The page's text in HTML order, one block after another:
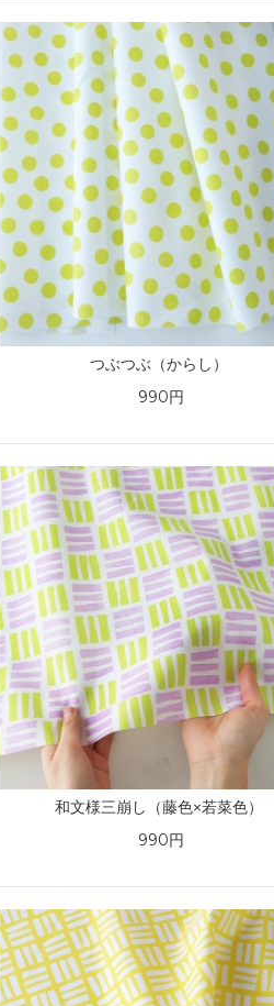
つぶつぶ（からし）
990円
和文様三崩し（藤色×若菜色）
990円